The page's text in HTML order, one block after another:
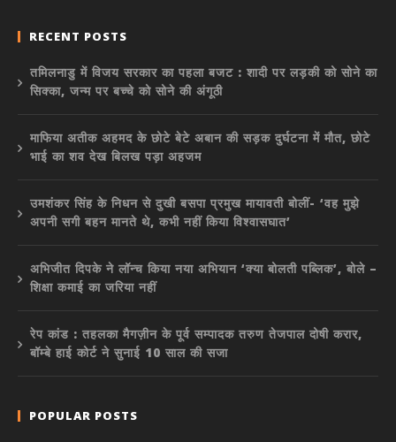
RECENT POSTS
तमिलनाडु में विजय सरकार का पहला बजट : शादी पर लड़की को सोने का
सिक्का, जन्म पर बच्चे को सोने की अंगूठी
माफिया अतीक अहमद के छोटे बेटे अबान की सड़क दुर्घटना में मौत, छोटे
भाई का शव देख बिलख पड़ा अहजम
उमशंकर सिंह के निधन से दुखी बसपा प्रमुख मायावती बोलीं- ‘वह मुझे
अपनी सगी बहन मानते थे, कभी नहीं किया विश्वासघात’
अभिजीत दिपके ने लॉन्च किया नया अभियान ‘क्या बोलती पब्लिक’, बोले –
शिक्षा कमाई का जरिया नहीं
रेप कांड : तहलका मैगज़ीन के पूर्व सम्पादक तरुण तेजपाल दोषी करार,
बॉम्बे हाई कोर्ट ने सुनाई 10 साल की सजा
POPULAR POSTS